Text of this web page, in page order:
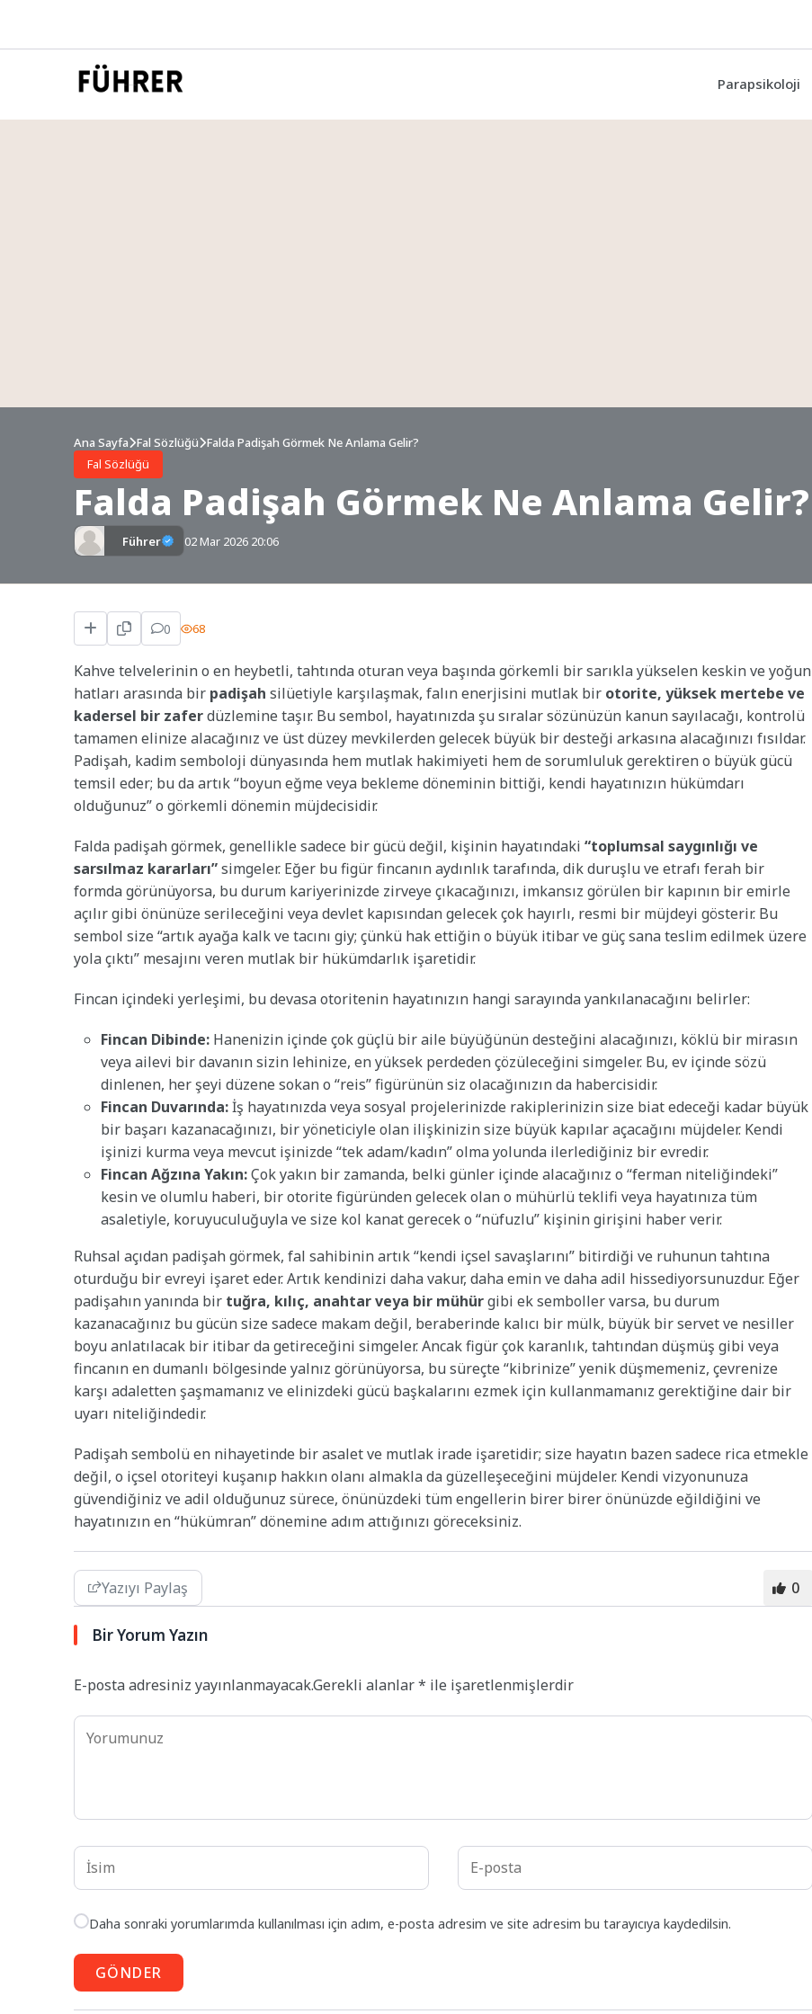
Parapsikoloji
Ana Sayfa Fal Sözlüğü Falda Padişah Görmek Ne Anlama Gelir?
Fal Sözlüğü
Falda Padişah Görmek Ne Anlama Gelir?
Führer 02 Mar 2026 20:06
0 68
Kahve telvelerinin o en heybetli, tahtında oturan veya başında görkemli bir sarıkla yükselen keskin ve yoğun
hatları arasında bir padişah silüetiyle karşılaşmak, falın enerjisini mutlak bir otorite, yüksek mertebe ve
kadersel bir zaferdüzlemine taşır. Bu sembol, hayatınızda şu sıralar sözünüzün kanun sayılacağı, kontrolü
tamamen elinize alacağınız ve üst düzey mevkilerden gelecek büyük bir desteği arkasına alacağınızı fısıldar.
Padişah, kadim semboloji dünyasında hem mutlak hakimiyeti hem de sorumluluk gerektiren o büyük gücü
temsil eder; bu da artık “boyun eğme veya bekleme döneminin bittiği, kendi hayatınızın hükümdarı
olduğunuz” o görkemli dönemin müjdecisidir.
Falda padişah görmek, genellikle sadece bir gücü değil, kişinin hayatındaki “toplumsal saygınlığı ve
sarsılmaz kararları”simgeler. Eğer bu figür fincanın aydınlık tarafında, dik duruşlu ve etrafı ferah bir
formda görünüyorsa, bu durum kariyerinizde zirveye çıkacağınızı, imkansız görülen bir kapının bir emirle
açılır gibi önünüze serileceğini veya devlet kapısından gelecek çok hayırlı, resmi bir müjdeyi gösterir. Bu
sembol size “artık ayağa kalk ve tacını giy; çünkü hak ettiğin o büyük itibar ve güç sana teslim edilmek üzere
yola çıktı” mesajını veren mutlak bir hükümdarlık işaretidir.
Fincan içindeki yerleşimi, bu devasa otoritenin hayatınızın hangi sarayında yankılanacağını belirler:
Fincan Dibinde: Hanenizin içinde çok güçlü bir aile büyüğünün desteğini alacağınızı, köklü bir mirasın
veya ailevi bir davanın sizin lehinize, en yüksek perdeden çözüleceğini simgeler. Bu, ev içinde sözü
dinlenen, her şeyi düzene sokan o “reis” figürünün siz olacağınızın da habercisidir.
Fincan Duvarında:İş hayatınızda veya sosyal projelerinizde rakiplerinizin size biat edeceği kadar büyük
bir başarı kazanacağınızı, bir yöneticiyle olan ilişkinizin size büyük kapılar açacağını müjdeler. Kendi
işinizi kurma veya mevcut işinizde “tek adam/kadın” olma yolunda ilerlediğiniz bir evredir.
Fincan Ağzına Yakın:Çok yakın bir zamanda, belki günler içinde alacağınız o “ferman niteliğindeki”
kesin ve olumlu haberi, bir otorite figüründen gelecek olan o mühürlü teklifi veya hayatınıza tüm
asaletiyle, koruyuculuğuyla ve size kol kanat gerecek o “nüfuzlu” kişinin girişini haber verir.
Ruhsal açıdan padişah görmek, fal sahibinin artık “kendi içsel savaşlarını” bitirdiği ve ruhunun tahtına
oturduğu bir evreyi işaret eder. Artık kendinizi daha vakur, daha emin ve daha adil hissediyorsunuzdur. Eğer
padişahın yanında bir tuğra, kılıç, anahtar veya bir mühürgibi ek semboller varsa, bu durum
kazanacağınız bu gücün size sadece makam değil, beraberinde kalıcı bir mülk, büyük bir servet ve nesiller
boyu anlatılacak bir itibar da getireceğini simgeler. Ancak figür çok karanlık, tahtından düşmüş gibi veya
fincanın en dumanlı bölgesinde yalnız görünüyorsa, bu süreçte “kibrinize” yenik düşmemeniz, çevrenize
karşı adaletten şaşmamanız ve elinizdeki gücü başkalarını ezmek için kullanmamanız gerektiğine dair bir
uyarı niteliğindedir.
Padişah sembolü en nihayetinde bir asalet ve mutlak irade işaretidir; size hayatın bazen sadece rica etmekle
değil, o içsel otoriteyi kuşanıp hakkın olanı almakla da güzelleşeceğini müjdeler. Kendi vizyonunuza
güvendiğiniz ve adil olduğunuz sürece, önünüzdeki tüm engellerin birer birer önünüzde eğildiğini ve
hayatınızın en “hükümran” dönemine adım attığınızı göreceksiniz.
Yazıyı Paylaş 0
Bir Yorum Yazın
E-posta adresiniz yayınlanmayacak.Gerekli alanlar* ile işaretlenmişlerdir
Daha sonraki yorumlarımda kullanılması için adım, e-posta adresim ve site adresim bu tarayıcıya kaydedilsin.
GÖNDER